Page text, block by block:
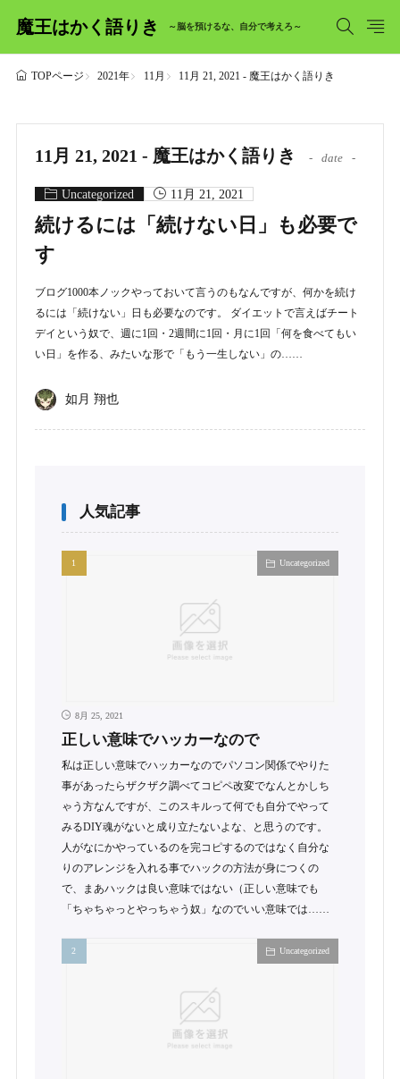
魔王はかく語りき ～脳を預けるな、自分で考えろ～
TOPページ 2021年 11月 11月 21, 2021 - 魔王はかく語りき
11月 21, 2021 - 魔王はかく語りき date
Uncategorized 11月 21, 2021
続けるには「続けない日」も必要で
す
ブログ1000本ノックやっておいて言うのもなんですが、何かを続け
るには「続けない」日も必要なのです。 ダイエットで言えばチート
デイという奴で、週に1回・2週間に1回・月に1回「何を食べてもい
い日」を作る、みたいな形で「もう一生しない」の……
如月 翔也
人気記事
Uncategorized
8月 25, 2021
正しい意味でハッカーなので
私は正しい意味でハッカーなのでパソコン関係でやりた
事があったらザクザク調べてコピペ改変でなんとかしち
ゃう方なんですが、このスキルって何でも自分でやって
みるDIY魂がないと成り立たないよな、と思うのです。
人がなにかやっているのを完コピするのではなく自分な
りのアレンジを入れる事でハックの方法が身につくの
で、まあハックは良い意味ではない（正しい意味でも
「ちゃちゃっとやっちゃう奴」なのでいい意味では……
Uncategorized